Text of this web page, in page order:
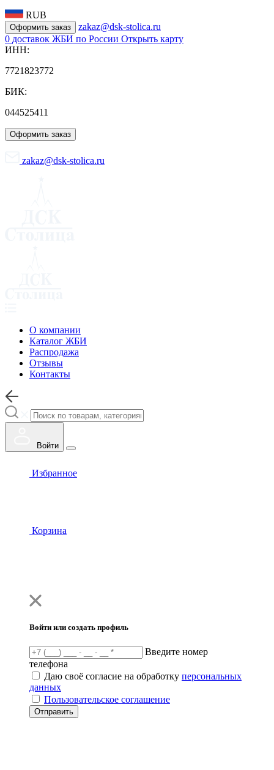
RUB
Оформить заказ
zakaz@dsk-stolica.ru
0 доставок ЖБИ по России Открыть карту
ИНН:
7721823772
БИК:
044525411
Оформить заказ
zakaz@dsk-stolica.ru
О компании
Каталог ЖБИ
Распродажа
Отзывы
Контакты
Войти
Избранное
Корзина
Войти или создать профиль
Введите номер
телефона
Даю своё согласие на обработку персональных
данных
Пользовательское соглашение
Отправить